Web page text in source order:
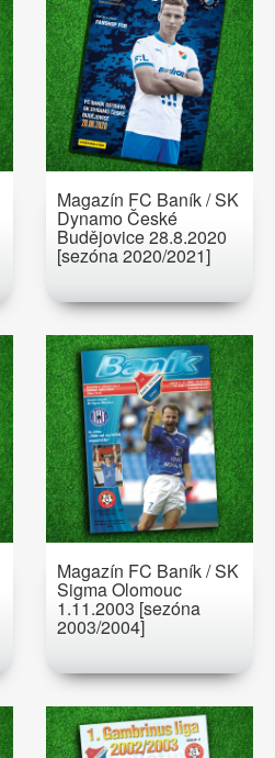
Magazín FC Baník / SK
Dynamo České
Budějovice 28.8.2020
[sezóna 2020/2021]
Magazín FC Baník / SK
Sigma Olomouc
1.11.2003 [sezóna
2003/2004]